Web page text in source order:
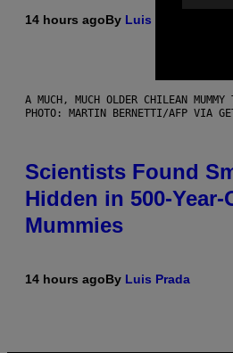
14 hours agoBy Luis Prada
A MUCH, MUCH OLDER CHILEAN
PHOTO: MARTIN BERNETTI/AFP VIA
Scientists Found
Hidden in 500-Year-
Mummies
14 hours agoBy Luis Prada